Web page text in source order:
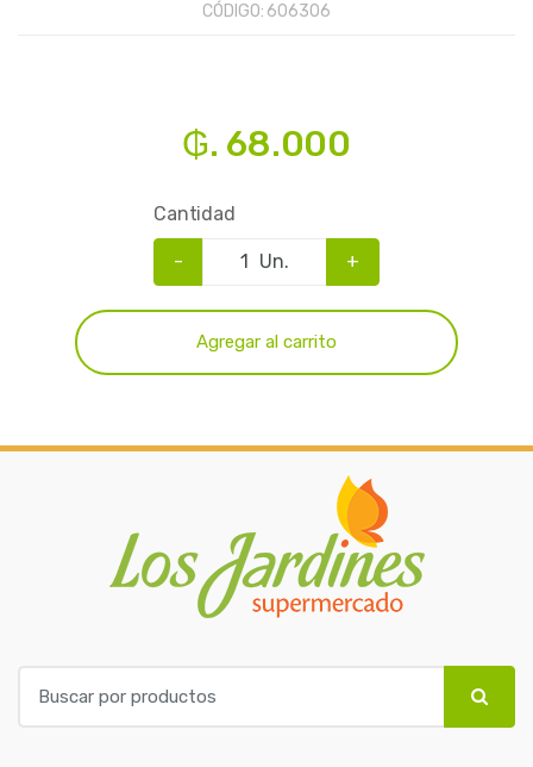
CÓDIGO: 606306
₲. 68.000
Cantidad
- Un. +
Agregar al carrito